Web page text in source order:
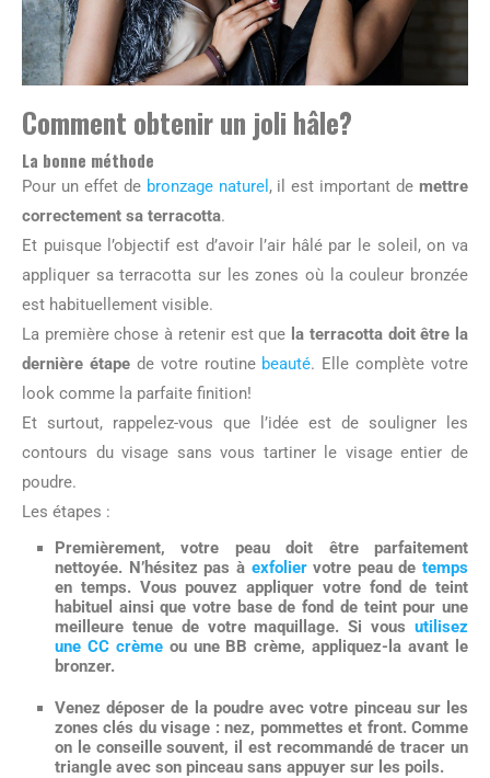
Comment obtenir un joli hâle?
La bonne méthode
Pour un effet de bronzage naturel , il est important demettre
correctement sa terracotta.
Et puisque l’objectif est d’avoir l’air hâlé par le soleil, on va
appliquer sa terracotta sur les zones où la couleur bronzée
est habituellement visible.
La première chose à retenir est que la terracotta doit être la
dernière étapede votre routine beauté. Elle complète votre
look comme la parfaite finition!
Et surtout, rappelez-vous que l’idée est de souligner les
contours du visage sans vous tartiner le visage entier de
poudre.
Les étapes :
Premièrement, votre peau doit être parfaitement
nettoyée. N’hésitez pas à exfoliervotre peau de temps
en temps. Vous pouvez appliquer votre fond de teint
habituel ainsi que votre base de fond de teint pour une
meilleure tenue de votre maquillage. Si vous utilisez
une CC crèmeou une BB crème, appliquez-la avant le
bronzer.
Venez déposer de la poudre avec votre pinceau sur les
zones clés du visage :nez, pommettes et front. Comme
on le conseille souvent, il est recommandé de tracer un
triangle avec son pinceau sans appuyer sur les poils.